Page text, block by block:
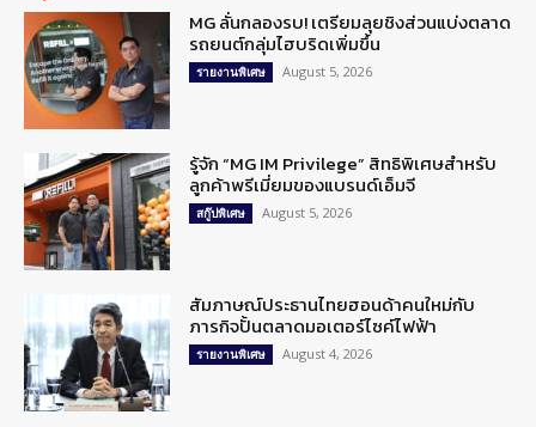
MG ลั่นกลองรบ! เตรียมลุยชิงส่วนแบ่งตลาด
รถยนต์กลุ่มไฮบริดเพิ่มขึ้น
รายงานพิเศษ August 5, 2026
รู้จัก “MG IM Privilege” สิทธิพิเศษสำหรับ
ลูกค้าพรีเมี่ยมของแบรนด์เอ็มจี
สกู๊ปพิเศษ August 5, 2026
สัมภาษณ์ประธานไทยฮอนด้าคนใหม่กับ
ภารกิจปั้นตลาดมอเตอร์ไซค์ไฟฟ้า
รายงานพิเศษ August 4, 2026